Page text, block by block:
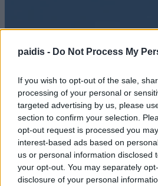
paidis - Do Not Process My
If you wish to opt-out of the sale,
processing of your personal or
targeted advertising by us, please
section to confirm your selection.
opt-out request is processed you
interest-based ads based on
us or personal information disclosed
your opt-out. You may separately
disclosure of your personal